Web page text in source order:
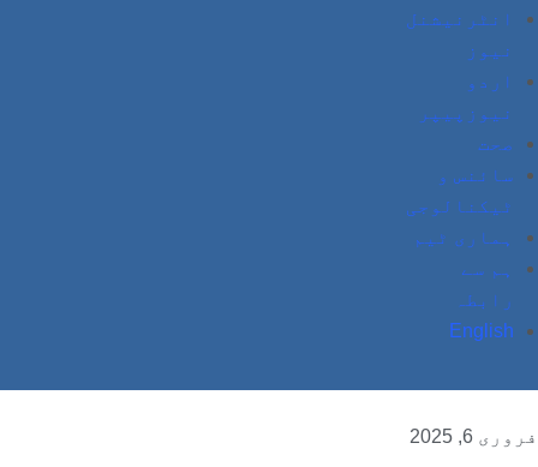
انٹرنیشنل
نیوز
اردو
نیوزپیپر
صحت
سائنس و
ٹیکنالوجی
ہماری ٹیم
ہم سے
رابطہ
English
فروری 6, 2025